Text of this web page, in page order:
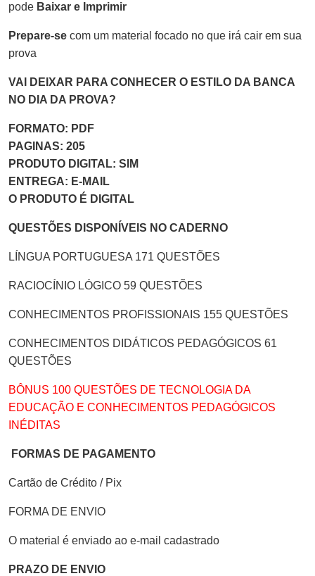
pode Baixar e Imprimir
Prepare-se com um material focado no que irá cair em sua
prova
VAI DEIXAR PARA CONHECER O ESTILO DA BANCA
NO DIA DA PROVA?
FORMATO: PDF
PAGINAS: 205
PRODUTO DIGITAL: SIM
ENTREGA: E-MAIL
O PRODUTO É DIGITAL
QUESTÕES DISPONÍVEIS NO CADERNO
LÍNGUA PORTUGUESA 171 QUESTÕES
RACIOCÍNIO LÓGICO 59 QUESTÕES
CONHECIMENTOS PROFISSIONAIS 155 QUESTÕES
CONHECIMENTOS DIDÁTICOS PEDAGÓGICOS 61
QUESTÕES
BÔNUS 100 QUESTÕES DE TECNOLOGIA DA
EDUCAÇÃO E CONHECIMENTOS PEDAGÓGICOS
INÉDITAS
FORMAS DE PAGAMENTO
Cartão de Crédito / Pix
FORMA DE ENVIO
O material é enviado ao e-mail cadastrado
PRAZO DE ENVIO